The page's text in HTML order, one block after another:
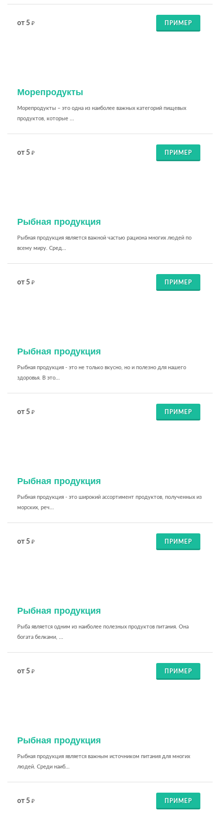
от 5 ₽ ПРИМЕР
Морепродукты
Морепродукты – это одна из наиболее важных категорий пищевых
продуктов, которые ...
от 5 ₽ ПРИМЕР
Рыбная продукция
Рыбная продукция является важной частью рациона многих людей по
всему миру. Сред...
от 5 ₽ ПРИМЕР
Рыбная продукция
Рыбная продукция - это не только вкусно, но и полезно для нашего
здоровья. В это...
от 5 ₽ ПРИМЕР
Рыбная продукция
Рыбная продукция - это широкий ассортимент продуктов, полученных из
морских, реч...
от 5 ₽ ПРИМЕР
Рыбная продукция
Рыба является одним из наиболее полезных продуктов питания. Она
богата белками, ...
от 5 ₽ ПРИМЕР
Рыбная продукция
Рыбная продукция является важным источником питания для многих
людей. Среди наиб...
от 5 ₽ ПРИМЕР